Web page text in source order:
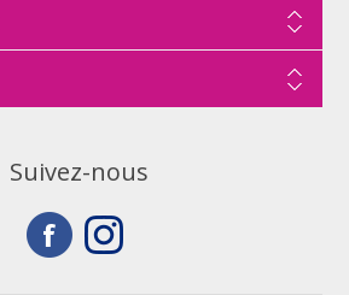
Suivez-nous